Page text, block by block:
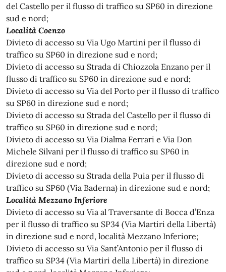
del Castello per il flusso di traffico su SP60 in direzione
sud e nord;
Località Coenzo
Divieto di accesso su Via Ugo Martini per il flusso di
traffico su SP60 in direzione sud e nord;
Divieto di accesso su Strada di Chiozzola Enzano per il
flusso di traffico su SP60 in direzione sud e nord;
Divieto di accesso su Via del Porto per il flusso di traffico
su SP60 in direzione sud e nord;
Divieto di accesso su Strada del Castello per il flusso di
traffico su SP60 in direzione sud e nord;
Divieto di accesso su Via Dialma Ferrari e Via Don
Michele Silvani per il flusso di traffico su SP60 in
direzione sud e nord;
Divieto di accesso su Strada della Puia per il flusso di
traffico su SP60 (Via Baderna) in direzione sud e nord;
Località Mezzano Inferiore
Divieto di accesso su Via al Traversante di Bocca d’Enza
per il flusso di traffico su SP34 (Via Martiri della Libertà)
in direzione sud e nord, località Mezzano Inferiore;
Divieto di accesso su Via Sant’Antonio per il flusso di
traffico su SP34 (Via Martiri della Libertà) in direzione